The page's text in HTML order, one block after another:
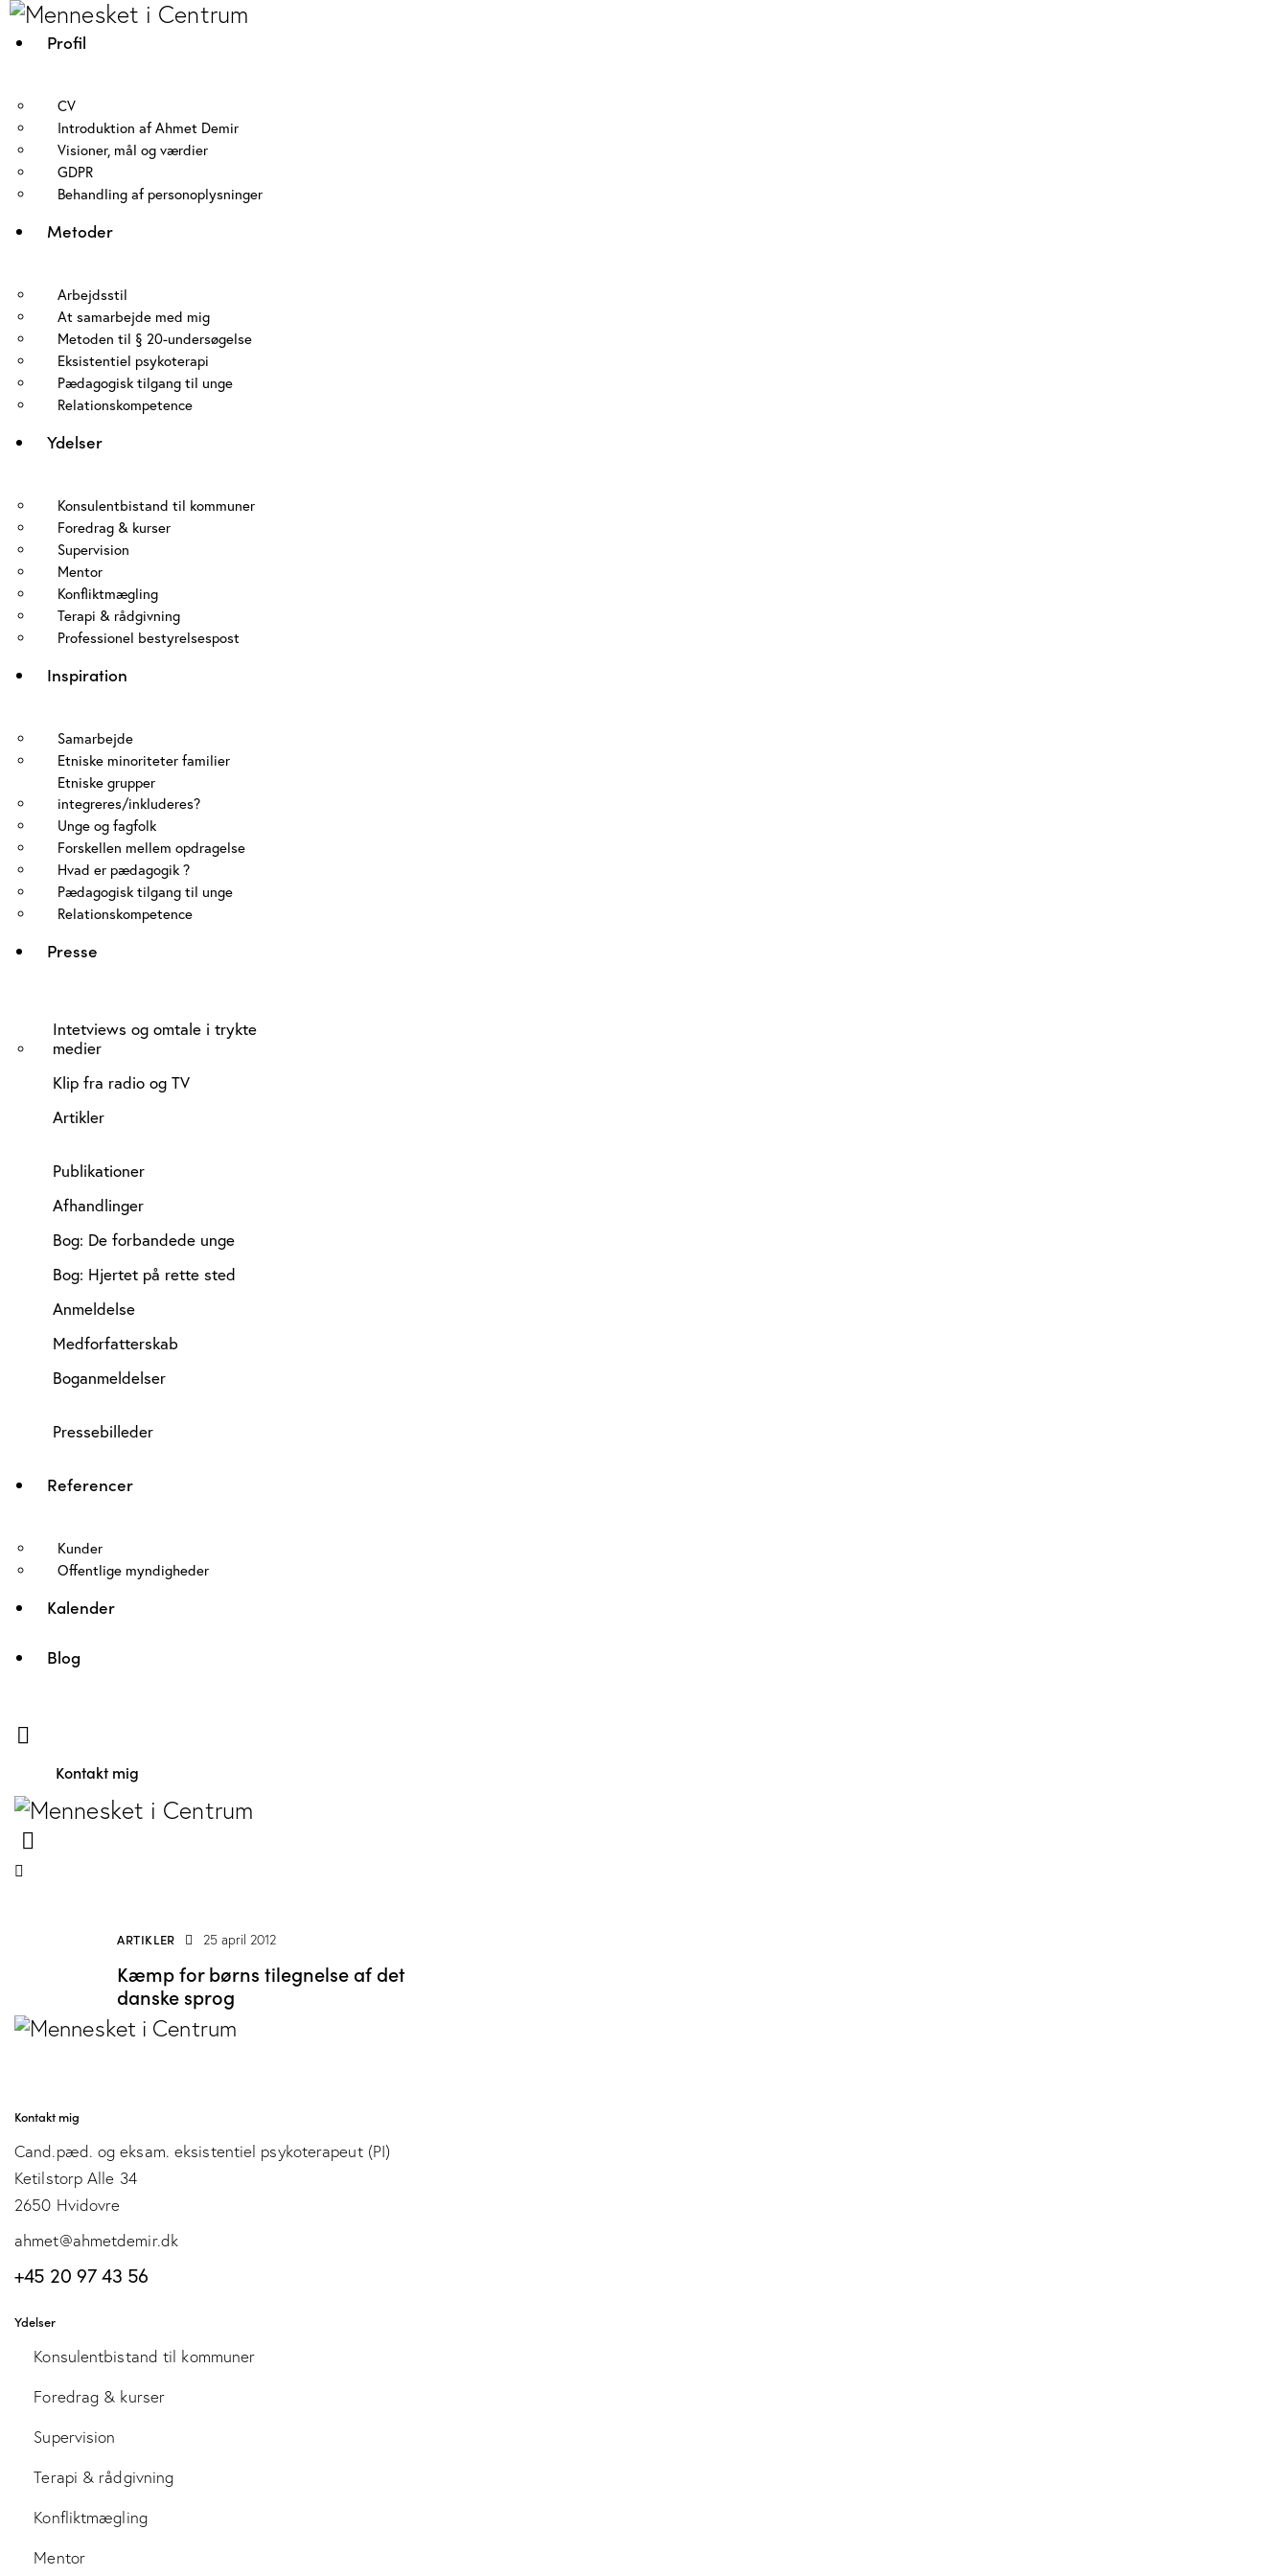
Profil
CV
Introduktion af Ahmet Demir
Visioner, mål og værdier
GDPR
Behandling af personoplysninger
Metoder
Arbejdsstil
At samarbejde med mig
Metoden til § 20-undersøgelse
Eksistentiel psykoterapi
Pædagogisk tilgang til unge
Relationskompetence
Ydelser
Konsulentbistand til kommuner
Foredrag & kurser
Supervision
Mentor
Konfliktmægling
Terapi & rådgivning
Professionel bestyrelsespost
Inspiration
Samarbejde
Etniske minoriteter familier
Etniske grupper
integreres/inkluderes?
Unge og fagfolk
Forskellen mellem opdragelse
Hvad er pædagogik ?
Pædagogisk tilgang til unge
Relationskompetence
Presse
Intetviews og omtale i trykte
medier
Klip fra radio og TV
Artikler
Publikationer
Afhandlinger
Bog: De forbandede unge
Bog: Hjertet på rette sted
Anmeldelse
Medforfatterskab
Boganmeldelser
Pressebilleder
Referencer
Kunder
Offentlige myndigheder
Kalender
Blog
Kontakt mig
ARTIKLER 25 april 2012
Kæmp for børns tilegnelse af det
danske sprog
Kontakt mig
Cand.pæd. og eksam. eksistentiel psykoterapeut (PI)
Ketilstorp Alle 34
2650 Hvidovre
ahmet@ahmetdemir.dk
+45 20 97 43 56
Ydelser
Konsulentbistand til kommuner
Foredrag & kurser
Supervision
Terapi & rådgivning
Konfliktmægling
Mentor